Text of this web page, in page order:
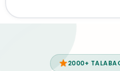
2000+